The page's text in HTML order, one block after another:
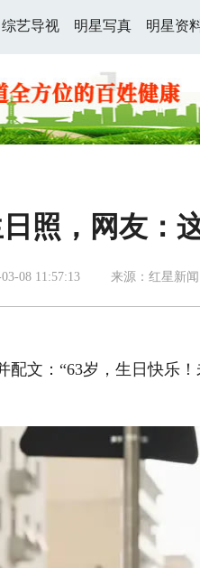
综艺导视 明星写真 明星资
照，网友：
08 11:57:13 来源：红星新闻
文：“63岁，生日快乐！